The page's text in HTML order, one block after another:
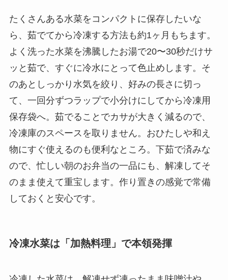
たくさんある水菜をコンパクトに保存したいな
ら、茹でてから冷凍する方法も約1ヶ月もちます。
よく洗った水菜を沸騰したお湯で20〜30秒だけサ
ッと茹で、すぐに冷水にとって色止めします。そ
のあとしっかり水気を絞り、好みの長さに切っ
て、一回分ずつラップで小分けにしてから冷凍用
保存袋へ。茹でることでカサが大きく減るので、
冷凍庫のスペースを取りません。おひたしや和え
物にすぐ使えるのも便利なところ。下茹で済みな
ので、忙しい朝のお弁当の一品にも、解凍してそ
のまま使えて重宝します。作り置きの感覚で常備
しておくと安心です。
冷凍水菜は「加熱料理」で本領発揮